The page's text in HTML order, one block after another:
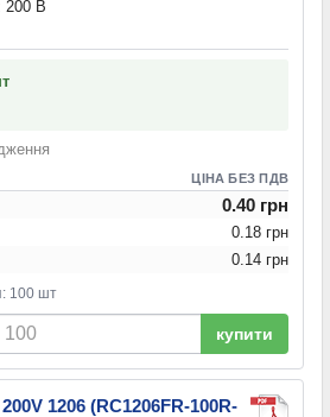
200 В
ЦІНА БЕЗ ПДВ
0.40 грн
0.18 грн
0.14 грн
100 шт
купити
1206 (RC1206FR-100R-